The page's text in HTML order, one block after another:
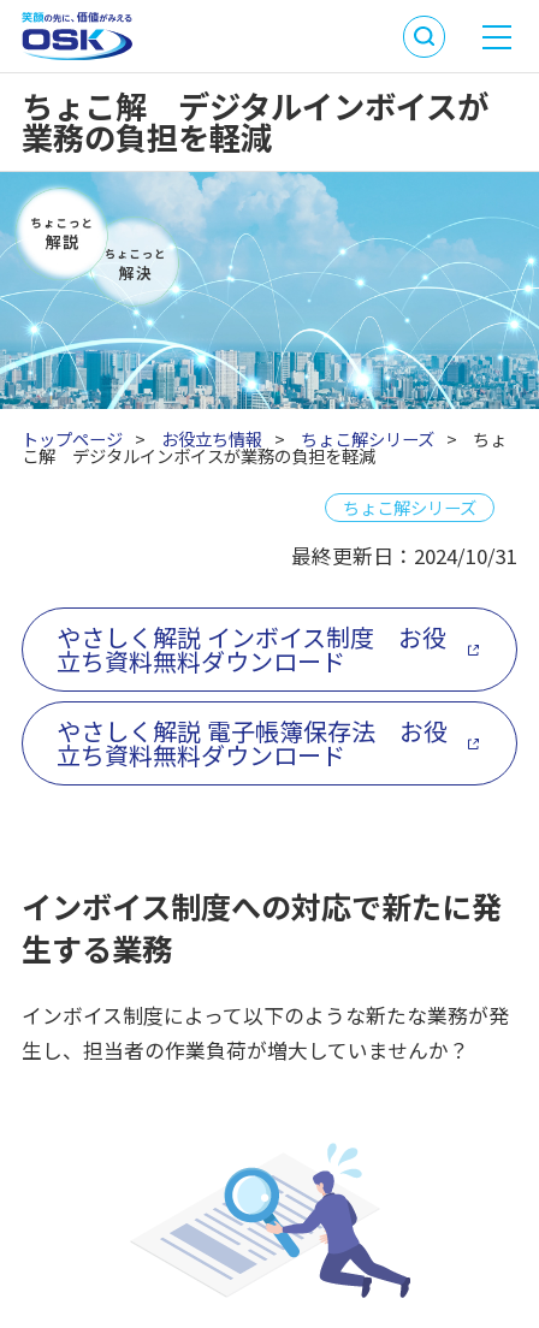
ちょこ解 デジタルインボイスが
業務の負担を軽減
トップページ > お役立ち情報 > ちょこ解シリーズ > ちょ
こ解 デジタルインボイスが業務の負担を軽減
ちょこ解シリーズ
最終更新日：2024/10/31
やさしく解説 インボイス制度 お役
立ち資料無料ダウンロード
やさしく解説 電子帳簿保存法 お役
立ち資料無料ダウンロード
インボイス制度への対応で新たに発
生する業務
インボイス制度によって以下のような新たな業務が発
生し、担当者の作業負荷が増大していませんか？